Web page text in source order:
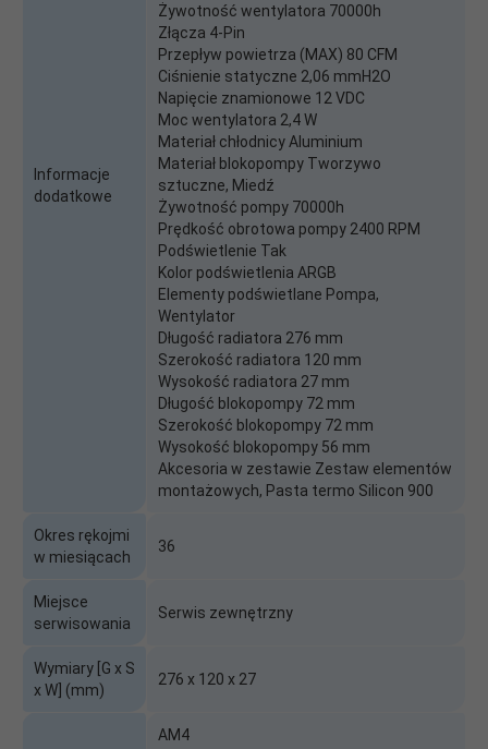
Informacje
dodatkowe
Żywotność wentylatora 70000h
Złącza 4-Pin
Przepływ powietrza (MAX) 80 CFM
Ciśnienie statyczne 2,06 mmH2O
Napięcie znamionowe 12 VDC
Moc wentylatora 2,4 W
Materiał chłodnicy Aluminium
Materiał blokopompy Tworzywo
sztuczne, Miedź
Żywotność pompy 70000h
Prędkość obrotowa pompy 2400 RPM
Podświetlenie Tak
Kolor podświetlenia ARGB
Elementy podświetlane Pompa,
Wentylator
Długość radiatora 276 mm
Szerokość radiatora 120 mm
Wysokość radiatora 27 mm
Długość blokopompy 72 mm
Szerokość blokopompy 72 mm
Wysokość blokopompy 56 mm
Akcesoria w zestawie Zestaw elementów
montażowych, Pasta termo Silicon 900
Okres rękojmi
w miesiącach
36
Miejsce
serwisowania
Serwis zewnętrzny
Wymiary [G x S
x W] (mm)
276 x 120 x 27
AM4